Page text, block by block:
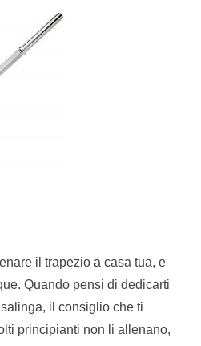
il trapezio a casa tua, e
Quando pensi di dedicarti
il consiglio che ti
principianti non li allenano,